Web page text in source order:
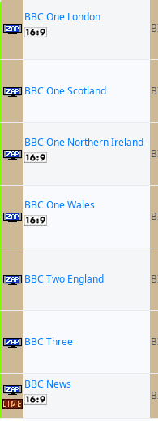
BBC One London
BBC One Scotland
BBC One Northern Ireland
BBC One Wales
BBC Two England
BBC Three
BBC News